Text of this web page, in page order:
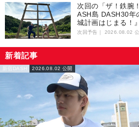
次回の「ザ！鉄腕
ASH島 DASH30年
城計画はじまる！』
次回予告｜ 2026.08.02 公
新着記事
新宿DASH 2026.08.02 公開